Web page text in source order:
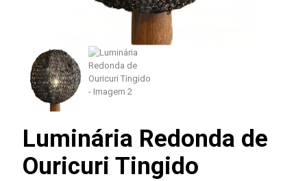
Luminária Redonda de
Ouricuri Tingido